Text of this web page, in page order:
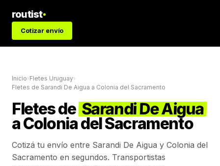
routist
Cotizar envío
Inicio›Fletes Uruguay›
Fletes de Sarandi De Aigua a Colonia del Sacramento
Fletes de Sarandi De Aigua
aColonia del Sacramento
Cotizá tu envío entre Sarandi De Aigua y Colonia del
Sacramento en segundos. Transportistas